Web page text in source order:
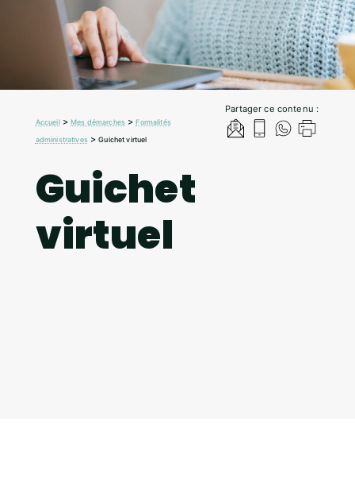
Partager ce contenu :
Accueil>Mes démarches >Formalités
administratives>Guichet virtuel
Guichet
virtuel